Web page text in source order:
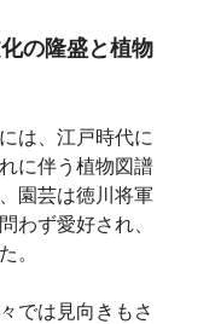
の隆盛と植物
は、江戸時代に
に伴う植物図譜
園芸は徳川将軍
わず愛好され、
。
では見向きもさ